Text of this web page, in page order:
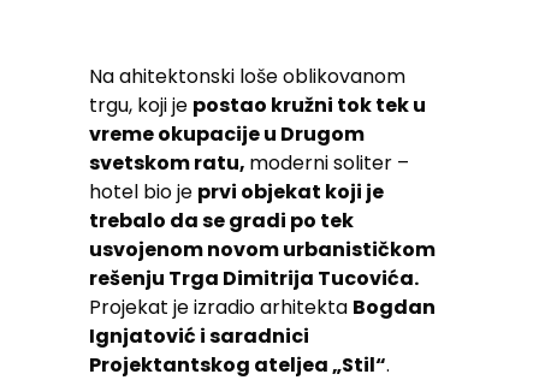
Na ahitektonski loše oblikovanom
trgu, koji je postao kružni tok tek u
vreme okupacije u Drugom
svetskom ratu, moderni soliter –
hotel bio je prvi objekat koji je
trebalo da se gradi po tek
usvojenom novom urbanističkom
rešenju Trga Dimitrija Tucovića.
Projekat je izradio arhitekta Bogdan
Ignjatović i saradnici
Projektantskog ateljea „Stil“.